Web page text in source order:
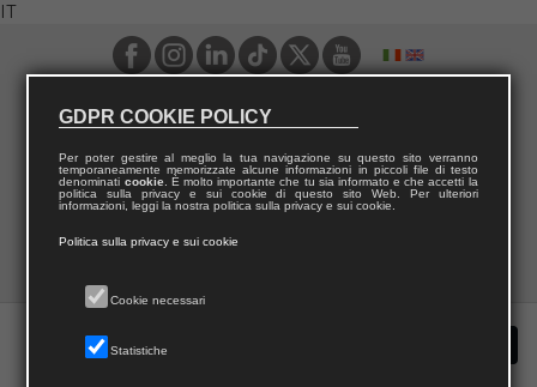
IT
GDPR COOKIE POLICY
Per poter gestire al meglio la tua navigazione su questo sito verranno
temporaneamente memorizzate alcune informazioni in piccoli file di testo
denominati cookie. È molto importante che tu sia informato e che accetti la
politica sulla privacy e sui cookie di questo sito Web. Per ulteriori
informazioni, leggi la nostra politica sulla privacy e sui cookie.
Politica sulla privacy e sui cookie
Cookie necessari
Statistiche